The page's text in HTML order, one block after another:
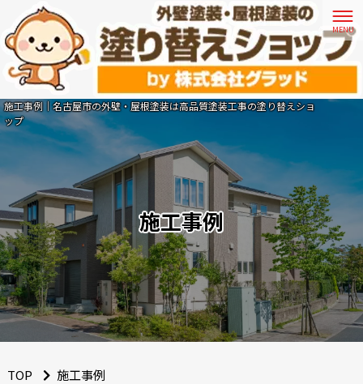
施工事例｜名古屋市の外壁・屋根塗装は高品質塗装工事の塗り替えショ
ップ
施工事例
TOP 施工事例